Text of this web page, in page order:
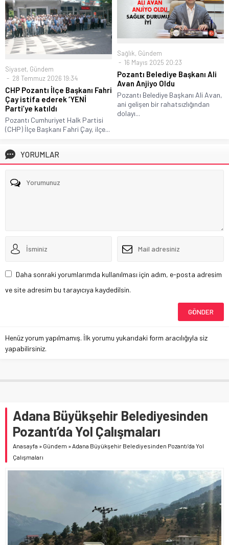
Siyaset, Gündem
28 Temmuz 2026 19:34
CHP Pozantı İlçe Başkanı Fahri
Çay istifa ederek ‘YENİ
Parti’ye katıldı
Pozantı Cumhuriyet Halk Partisi
(CHP) İlçe Başkanı Fahri Çay, ilçe...
Sağlık, Gündem
16 Mayıs 2025 20:23
Pozantı Belediye Başkanı Ali
Avan Anjiyo Oldu
Pozantı Belediye Başkanı Ali Avan,
ani gelişen bir rahatsızlığından
dolayı...
YORUMLAR
Daha sonraki yorumlarımda kullanılması için adım, e-posta adresim
ve site adresim bu tarayıcıya kaydedilsin.
Henüz yorum yapılmamış. İlk yorumu yukarıdaki form aracılığıyla siz
yapabilirsiniz.
Adana Büyükşehir Belediyesinden
Pozantı’da Yol Çalışmaları
Anasayfa » Gündem » Adana Büyükşehir Belediyesinden Pozantı’da Yol
Çalışmaları